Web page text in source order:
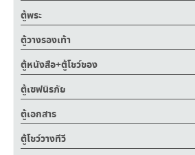
ตู้พระ
ตู้วางรองเท้า
ตู้หนังสือ+ตู้โชว์ของ
ตู้เซฟนิรภัย
ตู้เอกสาร
ตู้โชว์วางทีวี